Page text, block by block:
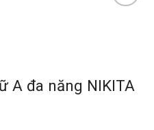
A đa năng NIKITA